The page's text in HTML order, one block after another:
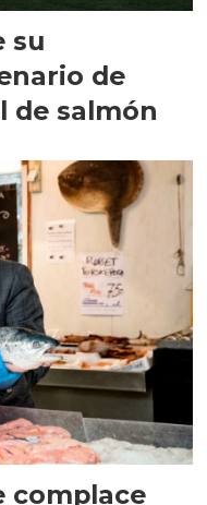
su
de
de salmón
complace